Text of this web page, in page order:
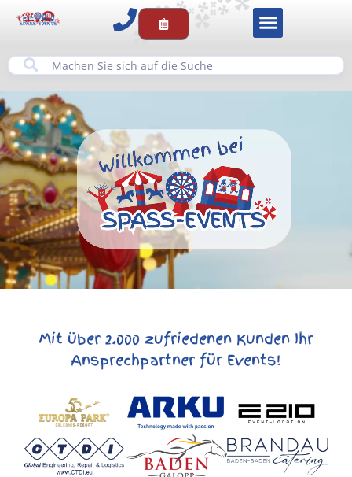
Mit über 2.000 zufriedenen Kunden Ihr
Ansprechpartner für Events!